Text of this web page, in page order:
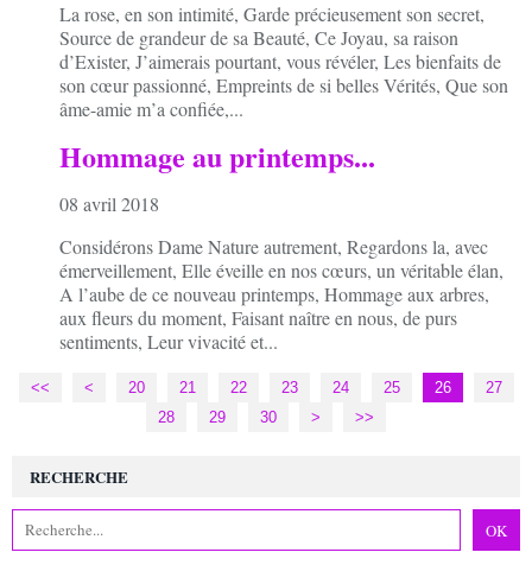
La rose, en son intimité, Garde précieusement son secret,
Source de grandeur de sa Beauté, Ce Joyau, sa raison
d’Exister, J’aimerais pourtant, vous révéler, Les bienfaits de
son cœur passionné, Empreints de si belles Vérités, Que son
âme-amie m’a confiée,...
Hommage au printemps...
08 avril 2018
Considérons Dame Nature autrement, Regardons la, avec
émerveillement, Elle éveille en nos cœurs, un véritable élan,
A l’aube de ce nouveau printemps, Hommage aux arbres,
aux fleurs du moment, Faisant naître en nous, de purs
sentiments, Leur vivacité et...
<< < 10
20 21 22 23 24 25 26
27
28
29 30 > >>
RECHERCHE